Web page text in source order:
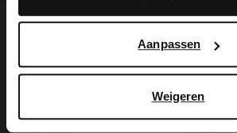
Aanpassen
Weigeren
119.99
Manfield